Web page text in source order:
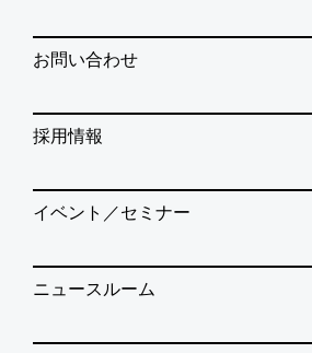
お問い合わせ
採用情報
イベント／セミナー
ニュースルーム